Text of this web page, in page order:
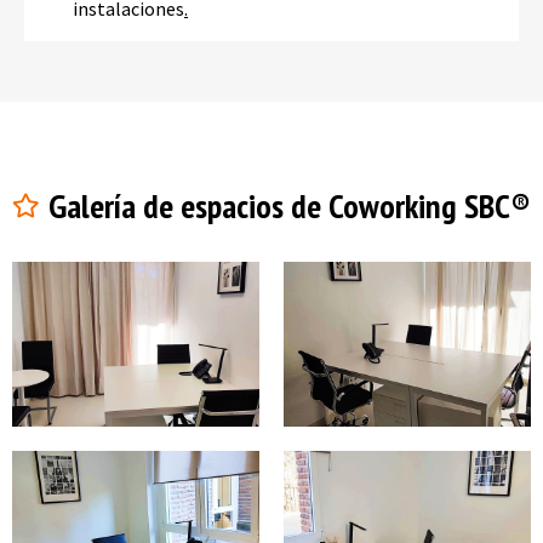
instalaciones.
Galería de espacios de Coworking SBC®